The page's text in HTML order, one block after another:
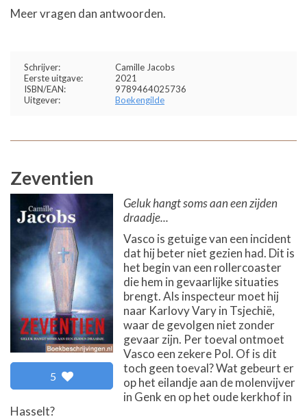
Meer vragen dan antwoorden.
Schrijver:
Camille Jacobs
Eerste uitgave:
2021
ISBN/EAN:
9789464025736
Uitgever:
Boekengilde
Zeventien
5
Geluk hangt soms aan een zijden
draadje...
Vasco is getuige van een incident
dat hij beter niet gezien had. Dit is
het begin van een rollercoaster
die hem in gevaarlijke situaties
brengt. Als inspecteur moet hij
naar Karlovy Vary in Tsjechië,
waar de gevolgen niet zonder
gevaar zijn. Per toeval ontmoet
Vasco een zekere Pol. Of is dit
toch geen toeval? Wat gebeurt er
op het eilandje aan de molenvijver
in Genk en op het oude kerkhof in
Hasselt?